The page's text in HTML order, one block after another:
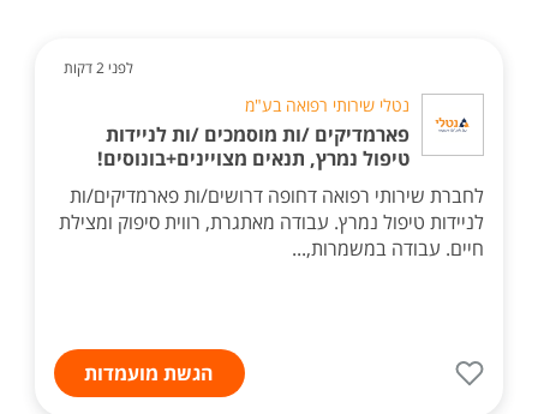
לפני 2 דקות
נטלי שירותי רפואה בע"מ
פארמדיקים /ות מוסמכים /ות לניידות
טיפול נמרץ, תנאים מצויינים+בונוסים!
לחברת שירותי רפואה דחופה דרושים/ות פארמדיקים/ות
לניידות טיפול נמרץ. עבודה מאתגרת, רווית סיפוק ומצילת
חיים. עבודה במשמרות,...
הגשת מועמדות